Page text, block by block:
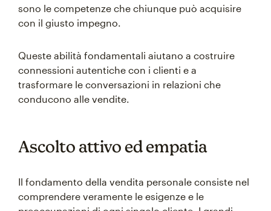
sono le competenze che chiunque può acquisire
con il giusto impegno.
Queste abilità fondamentali aiutano a costruire
connessioni autentiche con i clienti e a
trasformare le conversazioni in relazioni che
conducono alle vendite.
Ascolto attivo ed empatia
Il fondamento della vendita personale consiste nel
comprendere veramente le esigenze e le